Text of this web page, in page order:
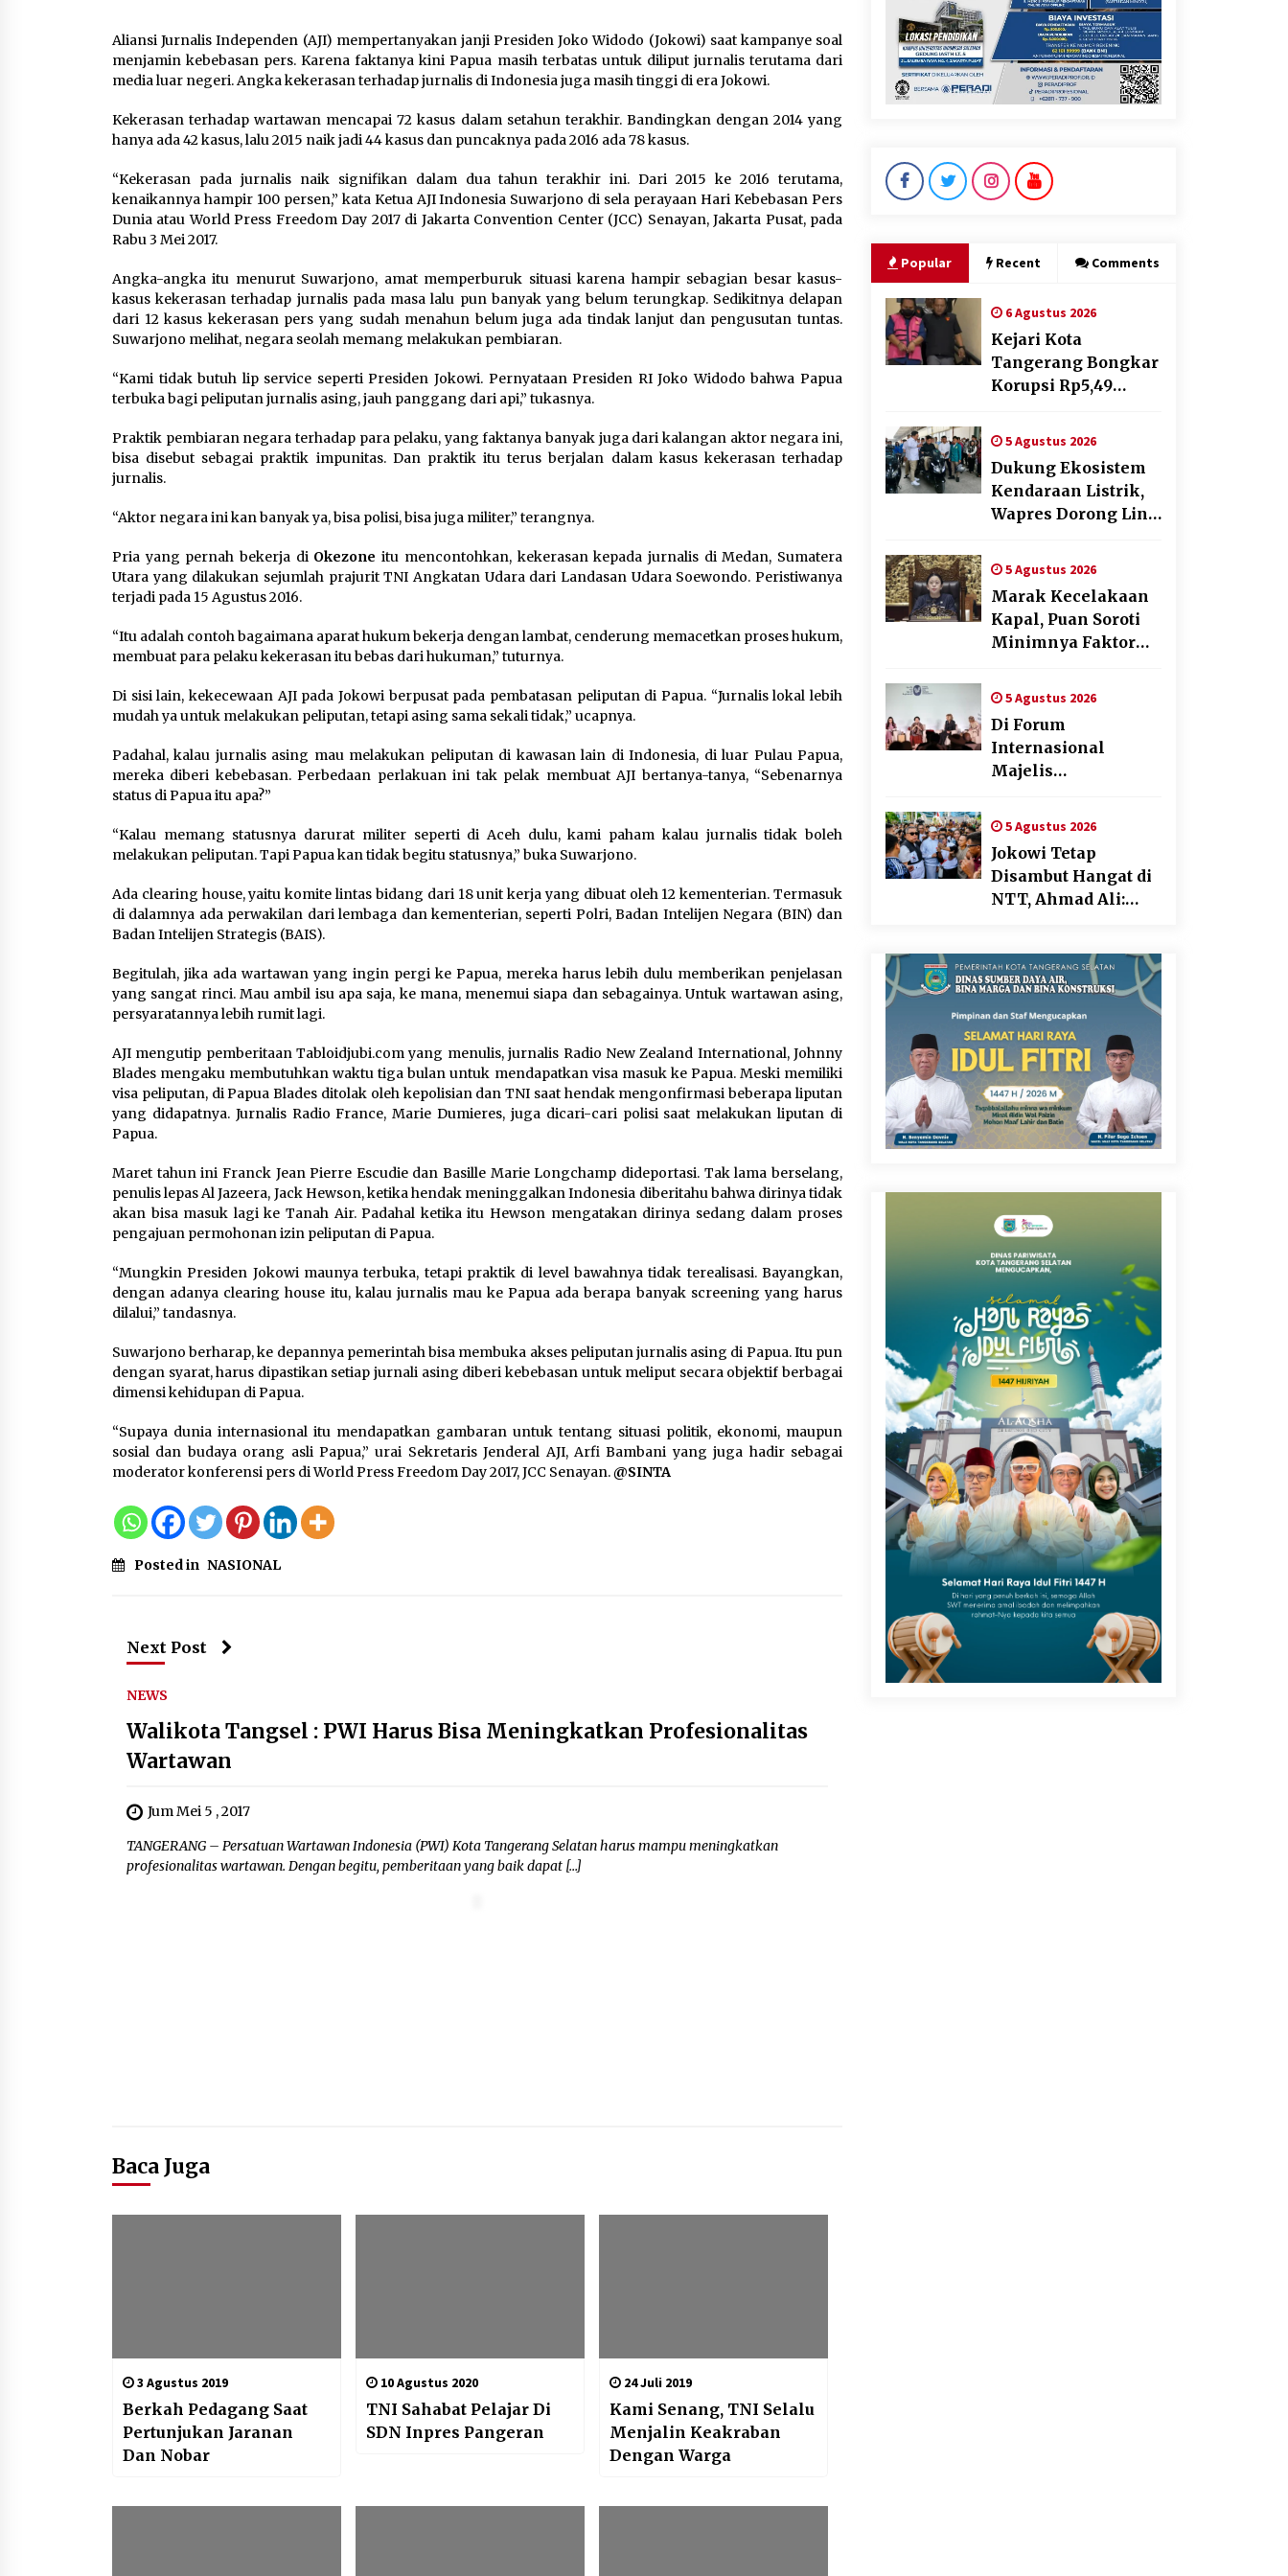
Aliansi Jurnalis Independen (AJI) mempertanyakan janji Presiden Joko Widodo (Jokowi) saat kampanye soal
menjamin kebebasan pers. Karena faktanya kini Papua masih terbatas untuk diliput jurnalis terutama dari
media luar negeri. Angka kekerasan terhadap jurnalis di Indonesia juga masih tinggi di era Jokowi.
Kekerasan terhadap wartawan mencapai 72 kasus dalam setahun terakhir. Bandingkan dengan 2014 yang
hanya ada 42 kasus, lalu 2015 naik jadi 44 kasus dan puncaknya pada 2016 ada 78 kasus.
“Kekerasan pada jurnalis naik signifikan dalam dua tahun terakhir ini. Dari 2015 ke 2016 terutama,
kenaikannya hampir 100 persen,” kata Ketua AJI Indonesia Suwarjono di sela perayaan Hari Kebebasan Pers
Dunia atau World Press Freedom Day 2017 di Jakarta Convention Center (JCC) Senayan, Jakarta Pusat, pada
Rabu 3 Mei 2017.
Angka-angka itu menurut Suwarjono, amat memperburuk situasi karena hampir sebagian besar kasus-
kasus kekerasan terhadap jurnalis pada masa lalu pun banyak yang belum terungkap. Sedikitnya delapan
dari 12 kasus kekerasan pers yang sudah menahun belum juga ada tindak lanjut dan pengusutan tuntas.
Suwarjono melihat, negara seolah memang melakukan pembiaran.
“Kami tidak butuh lip service seperti Presiden Jokowi. Pernyataan Presiden RI Joko Widodo bahwa Papua
terbuka bagi peliputan jurnalis asing, jauh panggang dari api,” tukasnya.
Praktik pembiaran negara terhadap para pelaku, yang faktanya banyak juga dari kalangan aktor negara ini,
bisa disebut sebagai praktik impunitas. Dan praktik itu terus berjalan dalam kasus kekerasan terhadap
jurnalis.
“Aktor negara ini kan banyak ya, bisa polisi, bisa juga militer,” terangnya.
Pria yang pernah bekerja di Okezone itu mencontohkan, kekerasan kepada jurnalis di Medan, Sumatera
Utara yang dilakukan sejumlah prajurit TNI Angkatan Udara dari Landasan Udara Soewondo. Peristiwanya
terjadi pada 15 Agustus 2016.
“Itu adalah contoh bagaimana aparat hukum bekerja dengan lambat, cenderung memacetkan proses hukum,
membuat para pelaku kekerasan itu bebas dari hukuman,” tuturnya.
Di sisi lain, kekecewaan AJI pada Jokowi berpusat pada pembatasan peliputan di Papua. “Jurnalis lokal lebih
mudah ya untuk melakukan peliputan, tetapi asing sama sekali tidak,” ucapnya.
Padahal, kalau jurnalis asing mau melakukan peliputan di kawasan lain di Indonesia, di luar Pulau Papua,
mereka diberi kebebasan. Perbedaan perlakuan ini tak pelak membuat AJI bertanya-tanya, “Sebenarnya
status di Papua itu apa?”
“Kalau memang statusnya darurat militer seperti di Aceh dulu, kami paham kalau jurnalis tidak boleh
melakukan peliputan. Tapi Papua kan tidak begitu statusnya,” buka Suwarjono.
Ada clearing house, yaitu komite lintas bidang dari 18 unit kerja yang dibuat oleh 12 kementerian. Termasuk
di dalamnya ada perwakilan dari lembaga dan kementerian, seperti Polri, Badan Intelijen Negara (BIN) dan
Badan Intelijen Strategis (BAIS).
Begitulah, jika ada wartawan yang ingin pergi ke Papua, mereka harus lebih dulu memberikan penjelasan
yang sangat rinci. Mau ambil isu apa saja, ke mana, menemui siapa dan sebagainya. Untuk wartawan asing,
persyaratannya lebih rumit lagi.
AJI mengutip pemberitaan Tabloidjubi.com yang menulis, jurnalis Radio New Zealand International, Johnny
Blades mengaku membutuhkan waktu tiga bulan untuk mendapatkan visa masuk ke Papua. Meski memiliki
visa peliputan, di Papua Blades ditolak oleh kepolisian dan TNI saat hendak mengonfirmasi beberapa liputan
yang didapatnya. Jurnalis Radio France, Marie Dumieres, juga dicari-cari polisi saat melakukan liputan di
Papua.
Maret tahun ini Franck Jean Pierre Escudie dan Basille Marie Longchamp dideportasi. Tak lama berselang,
penulis lepas Al Jazeera, Jack Hewson, ketika hendak meninggalkan Indonesia diberitahu bahwa dirinya tidak
akan bisa masuk lagi ke Tanah Air. Padahal ketika itu Hewson mengatakan dirinya sedang dalam proses
pengajuan permohonan izin peliputan di Papua.
“Mungkin Presiden Jokowi maunya terbuka, tetapi praktik di level bawahnya tidak terealisasi. Bayangkan,
dengan adanya clearing house itu, kalau jurnalis mau ke Papua ada berapa banyak screening yang harus
dilalui,” tandasnya.
Suwarjono berharap, ke depannya pemerintah bisa membuka akses peliputan jurnalis asing di Papua. Itu pun
dengan syarat, harus dipastikan setiap jurnali asing diberi kebebasan untuk meliput secara objektif berbagai
dimensi kehidupan di Papua.
“Supaya dunia internasional itu mendapatkan gambaran untuk tentang situasi politik, ekonomi, maupun
sosial dan budaya orang asli Papua,” urai Sekretaris Jenderal AJI, Arfi Bambani yang juga hadir sebagai
moderator konferensi pers di World Press Freedom Day 2017, JCC Senayan.@SINTA
Posted in NASIONAL
Next Post
NEWS
Walikota Tangsel : PWI Harus Bisa Meningkatkan Profesionalitas
Wartawan
Jum Mei 5 , 2017
TANGERANG – Persatuan Wartawan Indonesia (PWI) Kota Tangerang Selatan harus mampu meningkatkan
profesionalitas wartawan. Dengan begitu, pemberitaan yang baik dapat […]
Baca Juga
3 Agustus 2019
Berkah Pedagang Saat
Pertunjukan Jaranan
Dan Nobar
10 Agustus 2020
TNI Sahabat Pelajar Di
SDN Inpres Pangeran
24 Juli 2019
Kami Senang, TNI Selalu
Menjalin Keakraban
Dengan Warga
Popular Recent Comments
6 Agustus 2026
Kejari Kota
Tangerang Bongkar
Korupsi Rp5,49
Pesawat Fiktif, Eks
VP Angkasa Pura
Kargo Ditahan
5 Agustus 2026
Dukung Ekosistem
Kendaraan Listrik,
Wapres Dorong Link
Pendidikan–Industri
5 Agustus 2026
Marak Kecelakaan
Kapal, Puan Soroti
Minimnya Faktor
Transportasi Laut
5 Agustus 2026
Di Forum
Internasional
Majelis
Manusia, Megawati
Soekarnoputri
Tegaskan
Kepemimpinan
Perempuan Bukan
Merawat Dan
Merangkul
5 Agustus 2026
Jokowi Tetap
Disambut Hangat di
NTT, Ahmad Ali:
Masih Dirasakan
Masyarakat